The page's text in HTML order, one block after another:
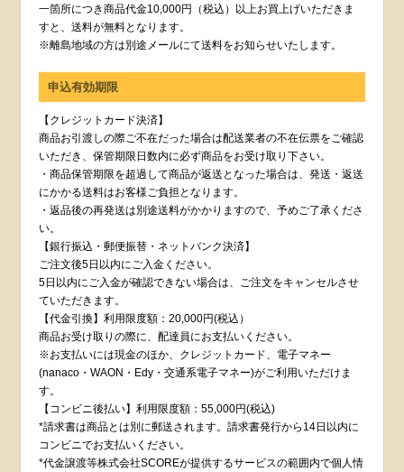
一箇所につき商品代金10,000円（税込）以上お買上げいただきま
すと、送料が無料となります。
※離島地域の方は別途メールにて送料をお知らせいたします。
申込有効期限
【クレジットカード決済】
商品お引渡しの際ご不在だった場合は配送業者の不在伝票をご確認
いただき、保管期限日数内に必ず商品をお受け取り下さい。
・商品保管期限を超過して商品が返送となった場合は、発送・返送
にかかる送料はお客様ご負担となります。
・返品後の再発送は別途送料がかかりますので、予めご了承くださ
い。
【銀行振込・郵便振替・ネットバンク決済】
ご注文後5日以内にご入金ください。
5日以内にご入金が確認できない場合は、ご注文をキャンセルさせ
ていただきます。
【代金引換】利用限度額：20,000円(税込）
商品お受け取りの際に、配達員にお支払いください。
※お支払いには現金のほか、クレジットカード、電子マネー
(nanaco・WAON・Edy・交通系電子マネー)がご利用いただけま
す。
【コンビニ後払い】利用限度額：55,000円(税込)
*請求書は商品とは別に郵送されます。請求書発行から14日以内に
コンビニでお支払いください。
*代金譲渡等株式会社SCOREが提供するサービスの範囲内で個人情